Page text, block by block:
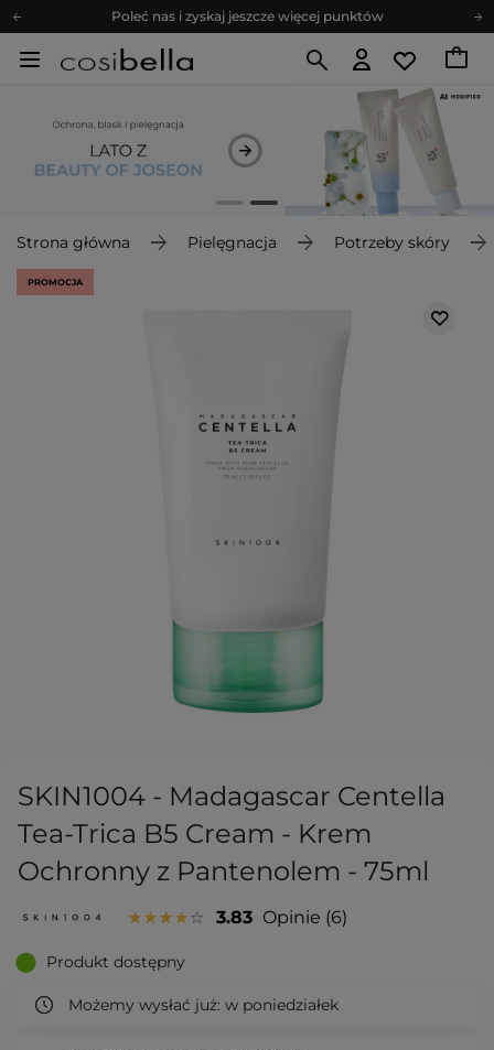
Zapisz się na newsletter pełen porad
Bezpłatne konsultacje kosmetologiczne
Z nami to możliwe! Realizacja zamówienia do 24h.
Poleć nas i zyskaj jeszcze więcej punktów
Zapisz się na newsletter pełen porad
Strona główna Pielęgnacja Potrzeby skóry
PROMOCJA
SKIN1004 - Madagascar Centella
Tea-Trica B5 Cream - Krem
Ochronny z Pantenolem - 75ml
3.83 Opinie 6
Produkt dostępny
Możemy wysłać już: w poniedziałek